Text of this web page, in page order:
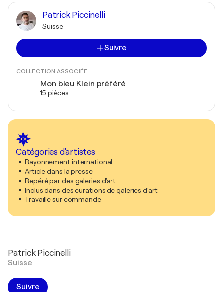
Patrick Piccinelli
Suisse
Suivre
COLLECTION ASSOCIÉE
Mon bleu Klein préféré
15 pièces
Catégories d'artistes
Rayonnement international
Article dans la presse
Repéré par des galeries d'art
Inclus dans des curations de galeries d'art
Travaille sur commande
Patrick Piccinelli
Suisse
Suivre